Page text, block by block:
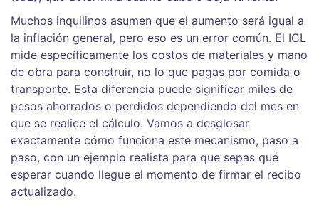
Muchos inquilinos asumen que el aumento será igual a
la inflación general, pero eso es un error común. El ICL
mide específicamente los costos de materiales y mano
de obra para construir, no lo que pagas por comida o
transporte. Esta diferencia puede significar miles de
pesos ahorrados o perdidos dependiendo del mes en
que se realice el cálculo. Vamos a desglosar
exactamente cómo funciona este mecanismo, paso a
paso, con un ejemplo realista para que sepas qué
esperar cuando llegue el momento de firmar el recibo
actualizado.